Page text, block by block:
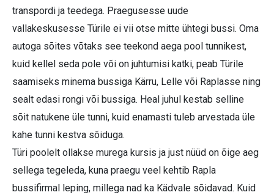
transpordi ja teedega. Praegusesse uude
vallakeskusesse Türile ei vii otse mitte ühtegi bussi. Oma
autoga sõites võtaks see teekond aega pool tunnikest,
kuid kellel seda pole või on juhtumisi katki, peab Türile
saamiseks minema bussiga Kärru, Lelle või Raplasse ning
sealt edasi rongi või bussiga. Heal juhul kestab selline
sõit natukene üle tunni, kuid enamasti tuleb arvestada üle
kahe tunni kestva sõiduga.
Türi poolelt ollakse murega kursis ja just nüüd on õige aeg
sellega tegeleda, kuna praegu veel kehtib Rapla
bussifirmal leping, millega nad ka Kädvale sõidavad. Kuid